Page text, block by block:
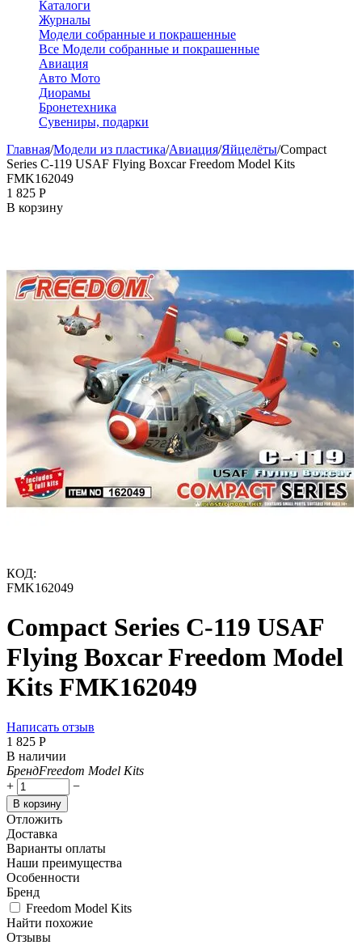
Каталоги
Журналы
Модели собранные и покрашенные
Все Модели собранные и покрашенные
Авиация
Авто Мото
Диорамы
Бронетехника
Сувениры, подарки
Главная/Модели из пластика/Авиация/Яйцелёты/Compact
Series C-119 USAF Flying Boxcar Freedom Model Kits
FMK162049
1 825 Р
В корзину
КОД:
FMK162049
Compact Series C-119 USAF
Flying Boxcar Freedom Model
Kits FMK162049
Написать отзыв
1 825 Р
В наличии
БрендFreedom Model Kits
+
−
В корзину
Отложить
Доставка
Варианты оплаты
Наши преимущества
Особенности
Бренд
Freedom Model Kits
Найти похожие
Отзывы